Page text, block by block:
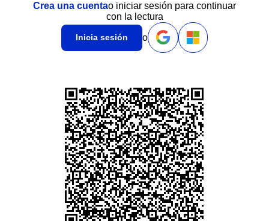
Crea una cuentao iniciar sesión para continuar
con la lectura
Inicia sesión o